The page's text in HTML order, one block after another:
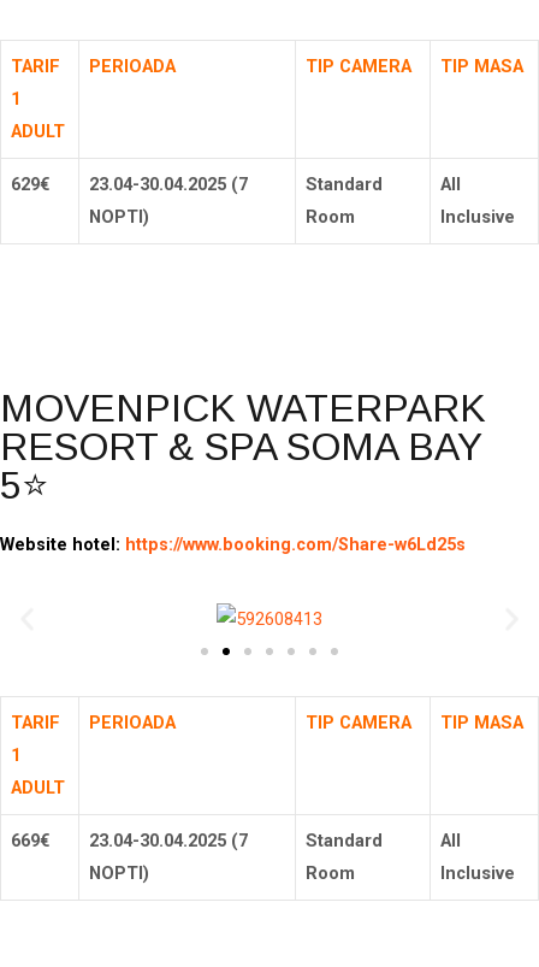
TARIF
1
ADULT
PERIOADA TIP CAMERA TIP MASA
629€
23.04-30.04.2025 (7
NOPTI)
Standard
Room
All
Inclusive
MOVENPICK WATERPARK
RESORT & SPA SOMA BAY
5⭐
Website hotel: https://www.booking.com/Share-w6Ld25s
TARIF
1
ADULT
PERIOADA TIP CAMERA TIP MASA
669€
23.04-30.04.2025 (7
NOPTI)
Standard
Room
All
Inclusive